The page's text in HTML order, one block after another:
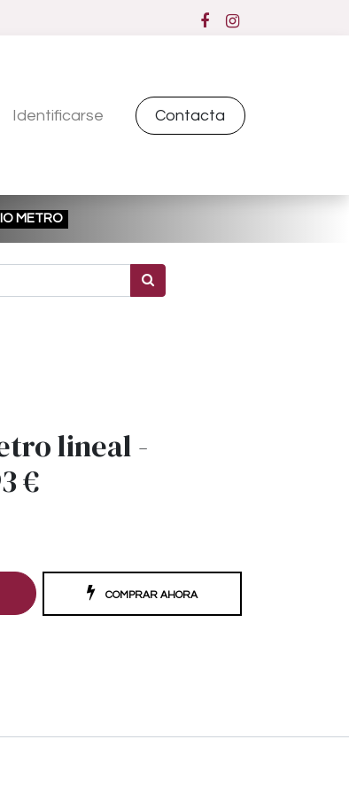
Identificarse Contacta
METRO
lineal-
€
COMPRAR AHORA